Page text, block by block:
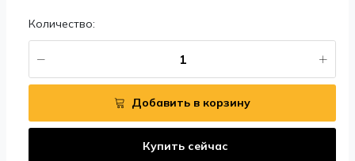
Количество:
Добавить в корзину
Купить сейчас